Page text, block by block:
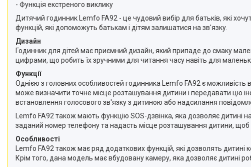
- Функція екстреного виклику
Дитячий годинник Lemfo FA92 - це чудовий вибір для батьків, які
функцій, які допоможуть батькам і дітям залишатися на зв'язку.
Дизайн
Годинник для дітей має приємний дизайн, який припаде до смаку
цифрами, що робить їх зручними для читання часу навіть для
Функції
Однією з головних особливостей годинника Lemfo FA92 є
може визначити точне місце розташування дитини і передавати цю
встановлення голосового зв'язку з дитиною або надсилання
Lemfo FA92 також мають функцію SOS-дзвінка, яка дозволяє дитині
заданий номер телефону та надасть місце розташування дитини, щоб
Особливості
Lemfo FA92 також має ряд додаткових функцій, які дозволять
Крім того, дана модель має вбудовану камеру, яка дозволяє дитині